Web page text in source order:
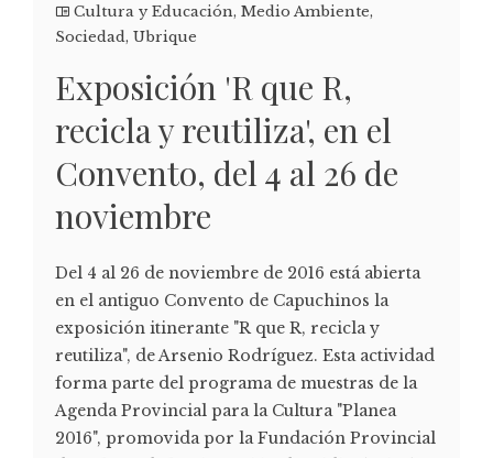
Cultura y Educación, Medio Ambiente,
Sociedad, Ubrique
Exposición 'R que R,
recicla y reutiliza', en el
Convento, del 4 al 26 de
noviembre
Del 4 al 26 de noviembre de 2016 está abierta
en el antiguo Convento de Capuchinos la
exposición itinerante "R que R, recicla y
reutiliza", de Arsenio Rodríguez. Esta actividad
forma parte del programa de muestras de la
Agenda Provincial para la Cultura "Planea
2016", promovida por la Fundación Provincial